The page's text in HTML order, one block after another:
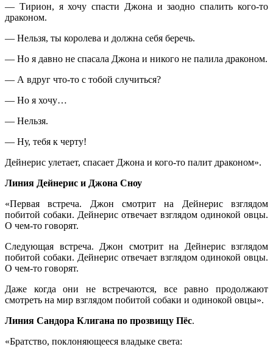
— Тирион, я хочу спасти Джона и заодно спалить кого-то
драконом.
— Нельзя, ты королева и должна себя беречь.
— Но я давно не спасала Джона и никого не палила драконом.
— А вдруг что-то с тобой случиться?
— Но я хочу…
— Нельзя.
— Ну, тебя к черту!
Дейнерис улетает, спасает Джона и кого-то палит драконом».
Линия Дейнерис и Джона Сноу
«Первая встреча. Джон смотрит на Дейнерис взглядом
побитой собаки. Дейнерис отвечает взглядом одинокой овцы.
О чем-то говорят.
Следующая встреча. Джон смотрит на Дейнерис взглядом
побитой собаки. Дейнерис отвечает взглядом одинокой овцы.
О чем-то говорят.
Даже когда они не встречаются, все равно продолжают
смотреть на мир взглядом побитой собаки и одинокой овцы».
Линия Сандора Клигана по прозвищу Пёс.
«Братство, поклоняющееся владыке света: